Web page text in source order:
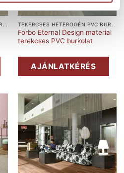
Forbo Eternal Design material
terekcses PVC burkolat
AJÁNLATKÉRÉS